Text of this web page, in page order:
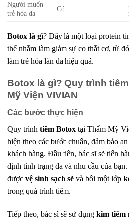
Người muốn
trẻ hóa da
Có
Botox là gì? Đây là một loại protein
thể nhằm làm giảm sự co thắt cơ, từ
làm trẻ hóa làn da hiệu quả.
Botox là gì? Quy trình
Mỹ Viện VIVIAN
Các bước thực hiện
Quy trình tiêm Botox tại Thẩm Mỹ
hiện theo các bước chuẩn, đảm bảo
khách hàng. Đầu tiên, bác sĩ sẽ tiến
định tình trạng da và nhu cầu của
được vệ sinh sạch sẽ và bôi một lớp
trong quá trình tiêm.
Tiếp theo, bác sĩ sẽ sử dụng kim tiêm